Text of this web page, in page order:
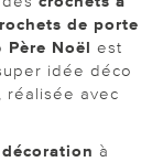
de porte
Père Noël est
idée déco
réalisée avec
décoration à